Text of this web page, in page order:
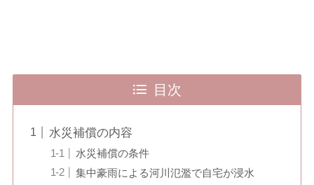
目次
水災補償の内容
水災補償の条件
集中豪雨による河川氾濫で自宅が浸水